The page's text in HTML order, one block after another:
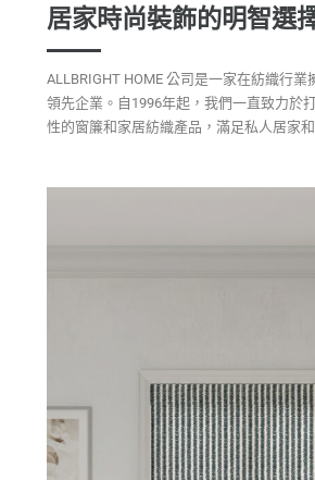
居家時尚裝飾的明智選
ALLBRIGHT HOME 公司是一家在紡織行業
領先企業。自1996年起，我們一直致力於
性的窗簾和家居紡織產品，滿足私人居家